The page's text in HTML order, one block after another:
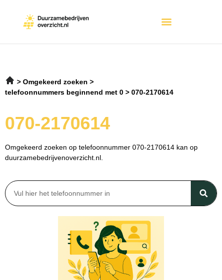
Omgekeerd zoeken
telefoonnummers beginnend met 0
070-2170614
070-2170614
Omgekeerd zoeken op telefoonnummer 070-2170614 kan op
duurzamebedrijvenoverzicht.nl.